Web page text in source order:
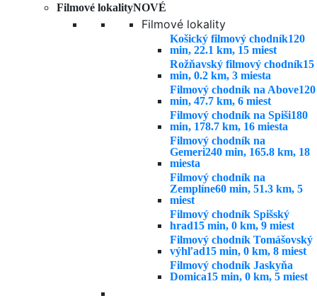
Filmové lokalityNOVÉ
Filmové lokality
Košický filmový chodník120
min, 22.1 km, 15 miest
Rožňavský filmový chodník15
min, 0.2 km, 3 miesta
Filmový chodník na Above120
min, 47.7 km, 6 miest
Filmový chodník na Spiši180
min, 178.7 km, 16 miesta
Filmový chodník na
Gemeri240 min, 165.8 km, 18
miesta
Filmový chodník na
Zemplíne60 min, 51.3 km, 5
miest
Filmový chodník Spišský
hrad15 min, 0 km, 9 miest
Filmový chodník Tomášovský
výhľad15 min, 0 km, 8 miest
Filmový chodník Jaskyňa
Domica15 min, 0 km, 5 miest